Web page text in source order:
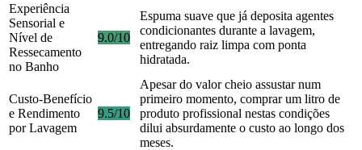
Experiência
Sensorial e
Nível de
Ressecamento
no Banho
9.0/10
Espuma suave que já deposita agentes
condicionantes durante a lavagem,
entregando raiz limpa com ponta
hidratada.
Custo-Benefício
e Rendimento
por Lavagem
9.5/10
Apesar do valor cheio assustar num
primeiro momento, comprar um litro de
produto profissional nestas condições
dilui absurdamente o custo ao longo dos
meses.